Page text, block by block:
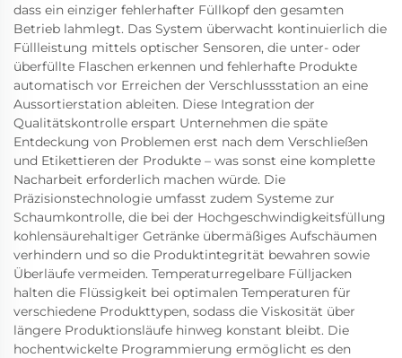
dass ein einziger fehlerhafter Füllkopf den gesamten
Betrieb lahmlegt. Das System überwacht kontinuierlich die
Füllleistung mittels optischer Sensoren, die unter- oder
überfüllte Flaschen erkennen und fehlerhafte Produkte
automatisch vor Erreichen der Verschlussstation an eine
Aussortierstation ableiten. Diese Integration der
Qualitätskontrolle erspart Unternehmen die späte
Entdeckung von Problemen erst nach dem Verschließen
und Etikettieren der Produkte – was sonst eine komplette
Nacharbeit erforderlich machen würde. Die
Präzisionstechnologie umfasst zudem Systeme zur
Schaumkontrolle, die bei der Hochgeschwindigkeitsfüllung
kohlensäurehaltiger Getränke übermäßiges Aufschäumen
verhindern und so die Produktintegrität bewahren sowie
Überläufe vermeiden. Temperaturregelbare Fülljacken
halten die Flüssigkeit bei optimalen Temperaturen für
verschiedene Produkttypen, sodass die Viskosität über
längere Produktionsläufe hinweg konstant bleibt. Die
hochentwickelte Programmierung ermöglicht es den